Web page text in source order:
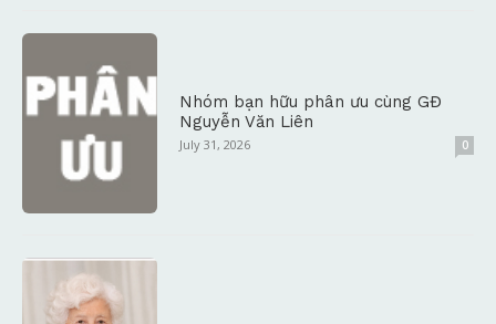
Nhóm bạn hữu phân ưu cùng GĐ
Nguyễn Văn Liên
July 31, 2026 0